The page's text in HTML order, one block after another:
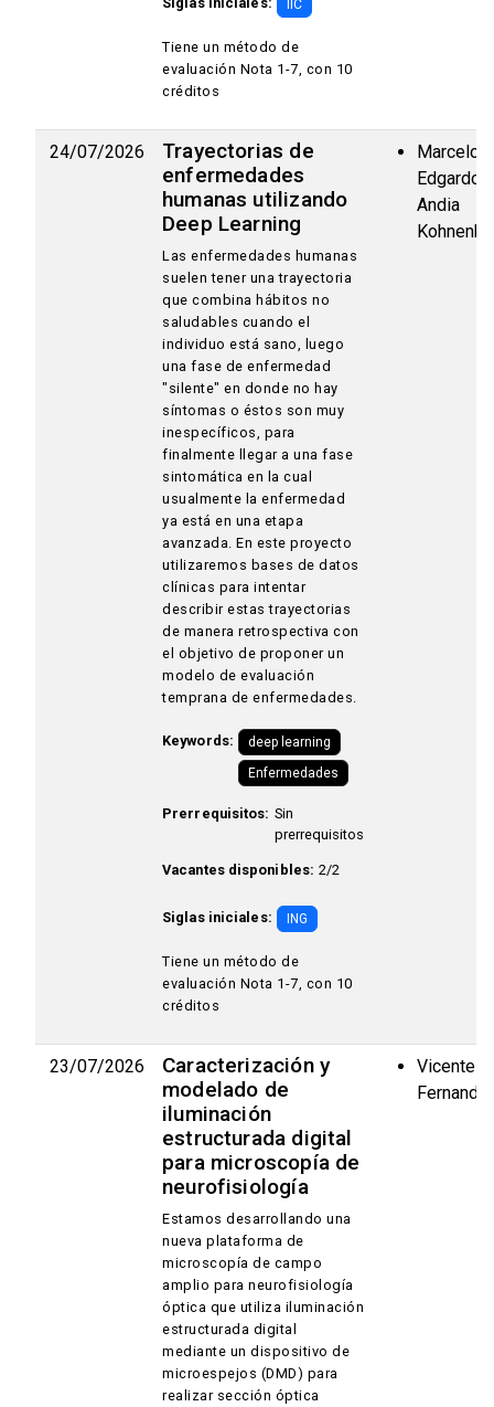
IIC
Tiene un método de
evaluación Nota 1-7, con 10
créditos
24/07/2026
Trayectorias de
enfermedades
humanas utilizando
Deep Learning
Las enfermedades humanas
suelen tener una trayectoria
que combina hábitos no
saludables cuando el
individuo está sano, luego
una fase de enfermedad
"silente" en donde no hay
síntomas o éstos son muy
inespecíficos, para
finalmente llegar a una fase
sintomática en la cual
usualmente la enfermedad
ya está en una etapa
avanzada. En este proyecto
utilizaremos bases de datos
clínicas para intentar
describir estas trayectorias
de manera retrospectiva con
el objetivo de proponer un
modelo de evaluación
temprana de enfermedades.
Keywords:
deep learning
Enfermedades
Prerrequisitos: Sin
prerrequisitos
Vacantes disponibles: 2/2
Siglas iniciales: ING
Tiene un método de
evaluación Nota 1-7, con 10
créditos
Marcelo
Edgardo
Andia
23/07/2026
Caracterización y
modelado de
iluminación
estructurada digital
para microscopía de
neurofisiología
Estamos desarrollando una
nueva plataforma de
microscopía de campo
amplio para neurofisiología
óptica que utiliza iluminación
estructurada digital
mediante un dispositivo de
microespejos (DMD) para
realizar sección óptica
Vicente